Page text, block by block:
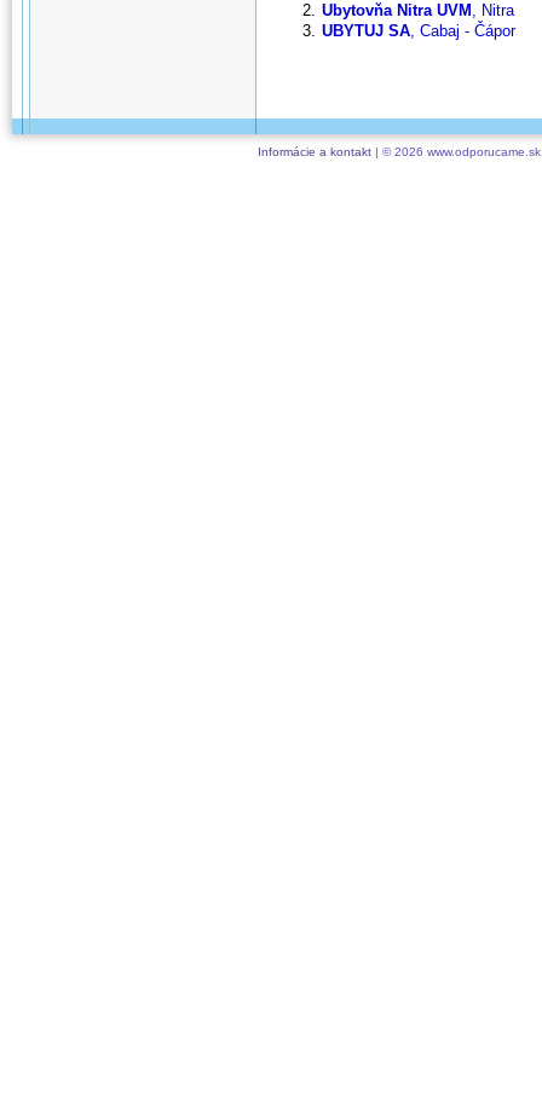
Ubytovňa Nitra UVM , Nitra
UBYTUJ SA, Cabaj - Čápor
Informácie a kontakt| © 2026